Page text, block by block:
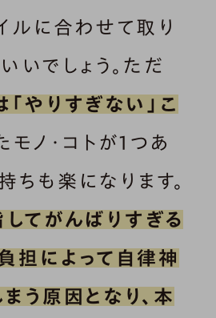
ルに合わせて取り
いでしょう。ただ
「やりすぎない」こ
モノ・コトが1つあ
ちも楽になります。
てがんばりすぎる
担によって自律神
う原因となり、本